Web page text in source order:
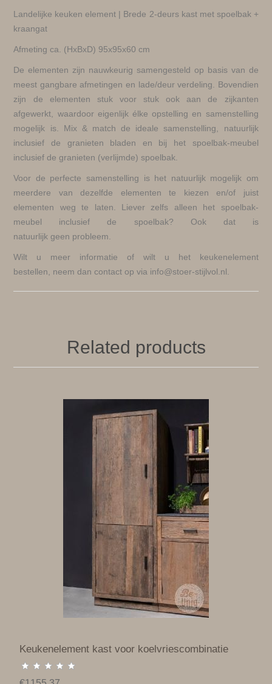
Landelijke keuken element | Brede 2-deurs kast met spoelbak +
kraangat
Afmeting ca. (HxBxD) 95x95x60 cm
De elementen zijn nauwkeurig samengesteld op basis van de
meest gangbare afmetingen en lade/deur verdeling. Bovendien
zijn de elementen stuk voor stuk ook aan de zijkanten
afgewerkt, waardoor eigenlijk élke opstelling en samenstelling
mogelijk is. Mix & match de ideale samenstelling, natuurlijk
inclusief de granieten bladen en bij het spoelbak-meubel
inclusief de granieten (verlijmde) spoelbak.
Voor de perfecte samenstelling is het natuurlijk mogelijk om
meerdere van dezelfde elementen te kiezen en/of juist
elementen weg te laten. Liever zelfs alleen het spoelbak-
meubel inclusief de spoelbak? Ook dat is
natuurlijk geen probleem.
Wilt u meer informatie of wilt u het keukenelement
bestellen, neem dan contact op via info@stoer-stijlvol.nl.
Related products
Keukenelement kast voor koelvriescombinatie